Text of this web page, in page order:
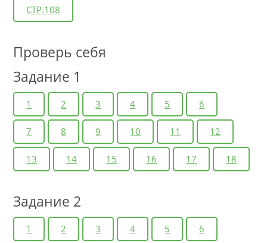
СТР.108
Проверь себя
Задание 1
1 2 3 4 5 6
7 8 9 10 11 12
13 14 15 16 17 18
Задание 2
1 2 3 4 5 6